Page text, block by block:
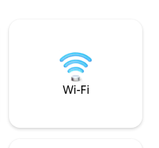
Wi-Fi